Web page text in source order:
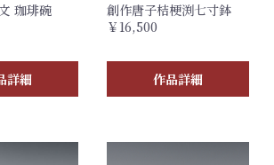
珈琲碗
詳細
創作唐子桔梗渕七寸鉢
￥16,500
作品詳細